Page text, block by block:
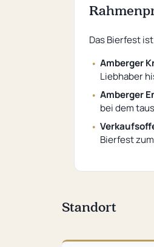
Das Bierfest
Amberger
Liebhaber
Amberger
bei dem
Bierfest
Standort